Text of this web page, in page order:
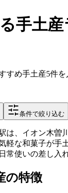
手土
すめ手土産5件を
条件で絞り込む
は、イオン木曽
軽な和菓子が手
常使いの差し入
の特徴